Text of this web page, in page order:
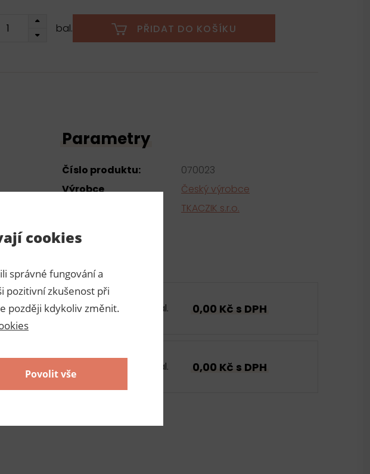
bal. PŘIDAT DO KOŠÍKU
Parametry
Číslo produktu:
070023
Výrobce
Český výrobce
TKACZIK s.r.o.
DPH
bal. 0,00 Kč s DPH
s DPH
bal. 0,00 Kč s DPH
cookies
správné fungování a
pozitivní zkušenost při
později kdykoliv změnit.
Povolit vše